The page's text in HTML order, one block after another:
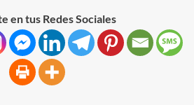
en tus Redes Sociales